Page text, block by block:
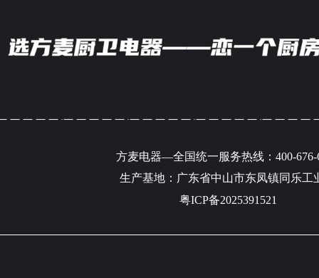
方麦电器—全国统一服务热线：400-676-
生产基地：广东省中山市东凤镇同乐工
粤ICP备2025391521